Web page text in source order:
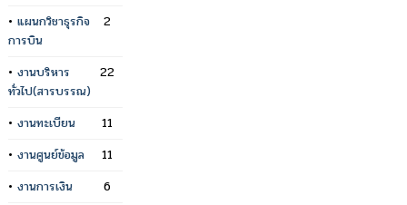
• แผนกวิชาธุรกิจ
การบิน
2
• งานบริหาร
ทั่วไป(สารบรรณ)
22
• งานทะเบียน
11
• งานศูนย์ข้อมูล
11
• งานการเงิน
6